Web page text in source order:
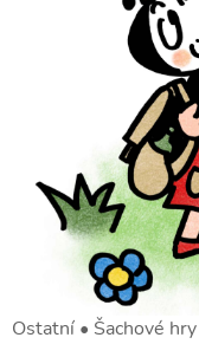
Ostatní • Šachové